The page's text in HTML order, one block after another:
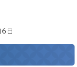
日